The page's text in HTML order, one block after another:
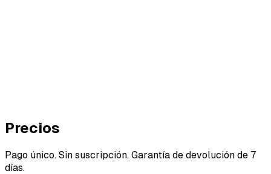
Precios
Pago único. Sin suscripción. Garantía de devolución de 7
días.